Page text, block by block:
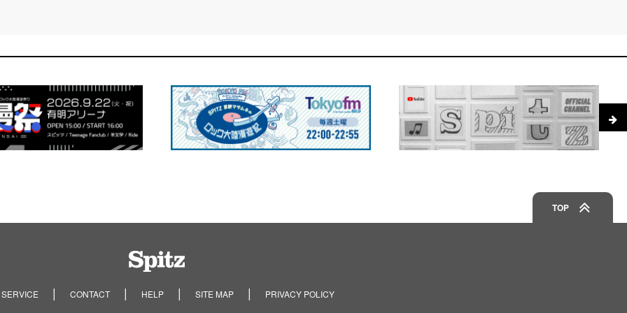
TOP
CONTACT HELP SITE MAP PRIVACY POLICY